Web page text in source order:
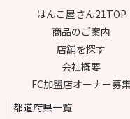
はんこ屋さん21TOP
商品のご案内
店舗を探す
会社概要
FC加盟店オーナー募集
都道府県一覧